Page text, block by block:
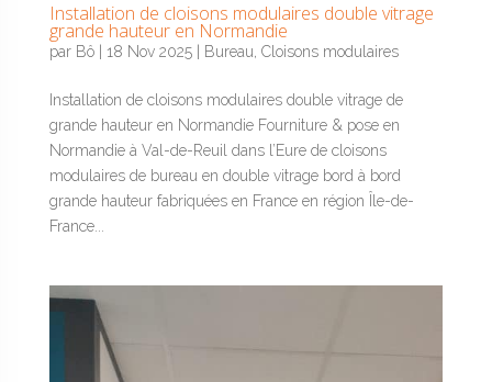
Installation de cloisons modulaires double vitrage
grande hauteur en Normandie
par Bô| 18 Nov 2025| Bureau, Cloisons modulaires
Installation de cloisons modulaires double vitrage de
grande hauteur en Normandie Fourniture & pose en
Normandie à Val-de-Reuil dans l’Eure de cloisons
modulaires de bureau en double vitrage bord à bord
grande hauteur fabriquées en France en région Île-de-
France...